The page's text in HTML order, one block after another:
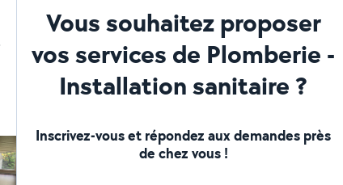
Vous souhaitez proposer
vos services de Plomberie -
Installation sanitaire ?
Inscrivez-vous et répondez aux demandes près
de chez vous !